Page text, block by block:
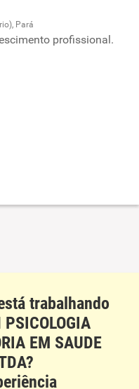
Pará
profissional.
trabalhando
EM SAUDE